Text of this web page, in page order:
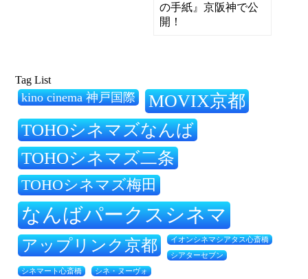
の手紙』京阪神で公
開！
Tag List
kino cinema 神戸国際 MOVIX京都
TOHOシネマズなんば
TOHOシネマズ二条
TOHOシネマズ梅田
なんばパークスシネマ
アップリンク京都 イオンシネマシアタス心斎橋
シアターセブン
シネマート心斎橋 シネ・ヌーヴォ